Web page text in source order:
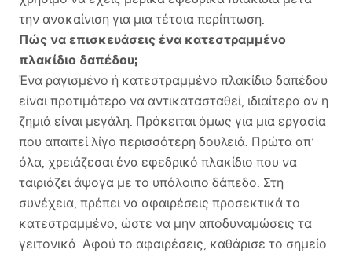
την ανακαίνιση για μια τέτοια περίπτωση.
Πώς να επισκευάσεις ένα κατεστραμμένο
πλακίδιο δαπέδου;
Ένα ραγισμένο ή κατεστραμμένο πλακίδιο δαπέδου
είναι προτιμότερο να αντικατασταθεί, ιδιαίτερα αν η
ζημιά είναι μεγάλη. Πρόκειται όμως για μια εργασία
που απαιτεί λίγο περισσότερη δουλειά. Πρώτα απ’
όλα, χρειάζεσαι ένα εφεδρικό πλακίδιο που να
ταιριάζει άψογα με το υπόλοιπο δάπεδο. Στη
συνέχεια, πρέπει να αφαιρέσεις προσεκτικά το
κατεστραμμένο, ώστε να μην αποδυναμώσεις τα
γειτονικά. Αφού το αφαιρέσεις, καθάρισε το σημείο